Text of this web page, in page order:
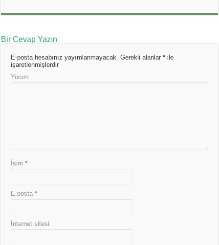
Bir Cevap Yazın
E-posta hesabınız yayımlanmayacak. Gerekli alanlar* ile
işaretlenmişlerdir
Yorum
İsim*
E-posta*
İnternet sitesi